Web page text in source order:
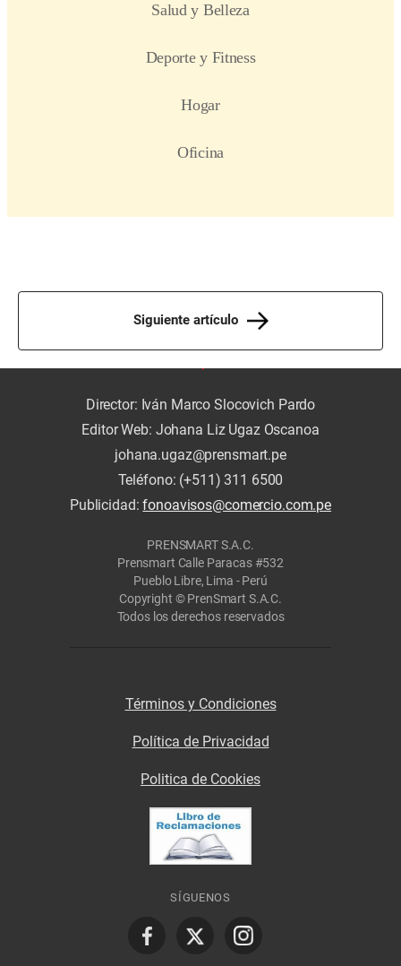
Siguiente artículo
Director: Iván Marco Slocovich Pardo
Editor Web: Johana Liz Ugaz Oscanoa
johana.ugaz@prensmart.pe
Teléfono: (+511) 311 6500
Publicidad:fonoavisos@comercio.com.pe
PRENSMART S.A.C.
Prensmart Calle Paracas #532
Pueblo Libre, Lima - Perú
Copyright © PrenSmart S.A.C.
Todos los derechos reservados
Términos y Condiciones
Política de Privacidad
Politica de Cookies
SÍGUENOS